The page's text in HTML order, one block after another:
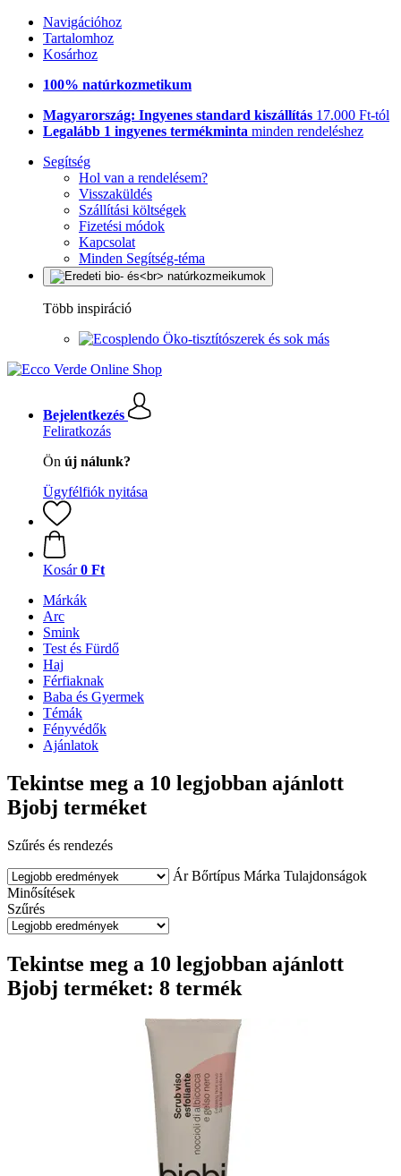
Navigációhoz
Tartalomhoz
Kosárhoz
100% natúrkozmetikum
Magyarország: Ingyenes standard kiszállítás 17.000 Ft-tól
Legalább 1 ingyenes termékminta minden rendeléshez
Segítség
Hol van a rendelésem?
Visszaküldés
Szállítási költségek
Fizetési módok
Kapcsolat
Minden Segítség-téma
Több inspiráció
Öko-tisztítószerek és sok más
Bejelentkezés
Feliratkozás
Ön új nálunk?
Ügyfélfiók nyitása
Kosár 0 Ft
Márkák
Arc
Smink
Test és Fürdő
Haj
Férfiaknak
Baba és Gyermek
Témák
Fényvédők
Ajánlatok
Tekintse meg a 10 legjobban ajánlott
Bjobj terméket
Szűrés és rendezés
Ár Bőrtípus Márka Tulajdonságok
Minősítések
Szűrés
Tekintse meg a 10 legjobban ajánlott
Bjobj terméket: 8 termék